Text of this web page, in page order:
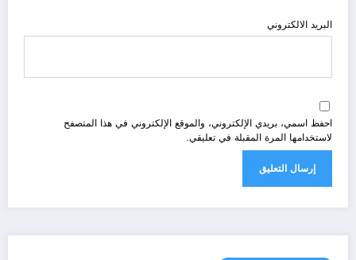
البريد الالكتروني
احفظ اسمي، بريدي الإلكتروني، والموقع الإلكتروني في هذا المتصفح
لاستخدامها المرة المقبلة في تعليقي.